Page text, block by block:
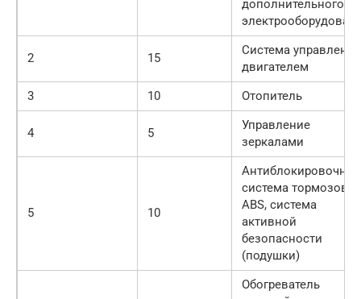
дополнительного
2 15
Система управления
двигателем
3
10 Отопитель
4 5
Управление
зеркалами
5 10
Антиблокировочная
система тормозов
ABS, система
активной
безопасности
(подушки)
Обогреватель